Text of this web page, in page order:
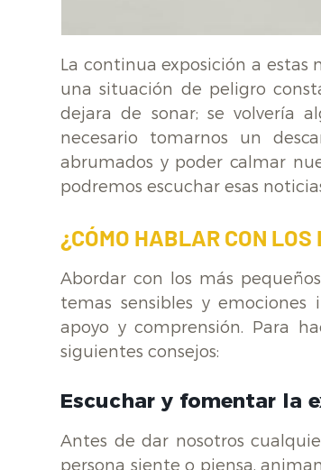
La continua exposición a
una situación de peligro
dejara de sonar; se volvería
necesario tomarnos un
abrumados y poder calmar
podremos escuchar esas
¿CÓMO HABLAR CON
Abordar con los más
temas sensibles y emociones
apoyo y comprensión. Para
siguientes consejos:
Escuchar y fomentar la
Antes de dar nosotros
persona siente o piensa,